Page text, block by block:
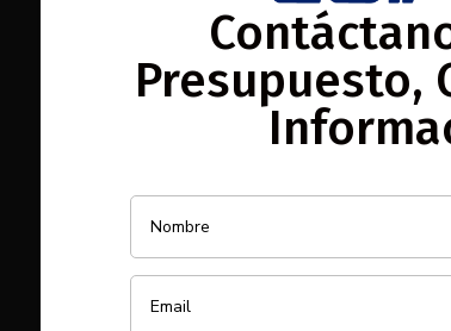
Presupuesto,